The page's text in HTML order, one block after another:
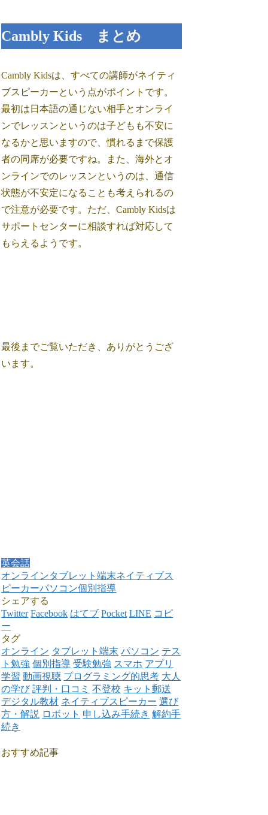
Cambly Kids まとめ
Cambly Kidsは、すべての講師がネイティ
ブスピーカーという点がポイントです。
最初は日本語の通じない相手とオンライ
ンでレッスンというのは子どもも不安に
なるかと思いますので、慣れるまで保護
者の同席が必要ですね。また、海外とオ
ンラインでのレッスンというのは、通信
状態が不安定になることも考えられるの
で注意が必要です。ただ、Cambly Kidsは
サポートセンターに相談すれば対応して
もらえるようです。
最後までご覧いただき、ありがとうござ
います。
英会話
オンラインタブレット端末ネイティブス
ピーカーパソコン個別指導
シェアする
Twitter Facebook はてブ Pocket LINE コピ
ー
タグ
オンライン タブレット端末 パソコン テス
ト勉強 個別指導 受験勉強 スマホ アプリ
学習 動画視聴 プログラミング的思考 大人
の学び 評判・口コミ 不登校 キット郵送
デジタル教材 ネイティブスピーカー 選び
方・解説 ロボット 申し込み手続き 解約手
続き
おすすめ記事